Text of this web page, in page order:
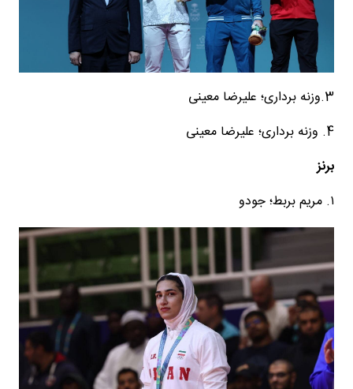
3.وزنه برداری؛ علیرضا معینی
4. وزنه برداری؛ علیرضا معینی
برنز
۱. مریم بربط؛ جودو